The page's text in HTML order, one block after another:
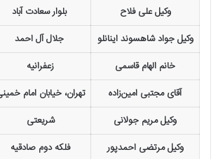
وکیل علی فلاح
بلوار سعادت آباد
وکیل جواد شاهسوند اینانلو
جلال آل احمد
خانم الهام قاسمی
زعفرانیه
آقای مجتبی امین‌زاده
تهران، خیابان امام
وکیل مریم جولانی
شریعتی